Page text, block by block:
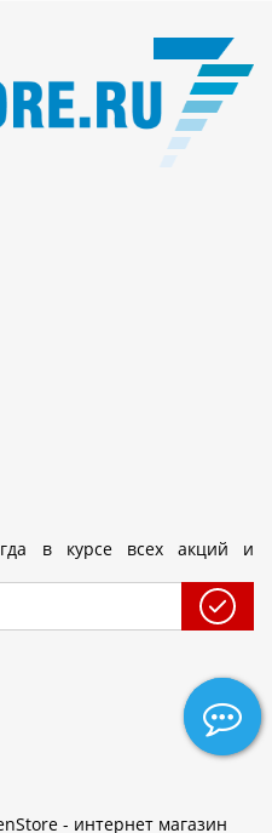
в курсе всех акций и
- интернет магазин